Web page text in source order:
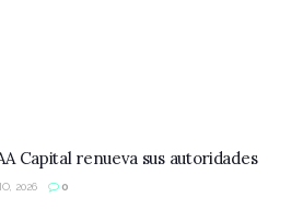
Capital renueva sus autoridades
2026 0